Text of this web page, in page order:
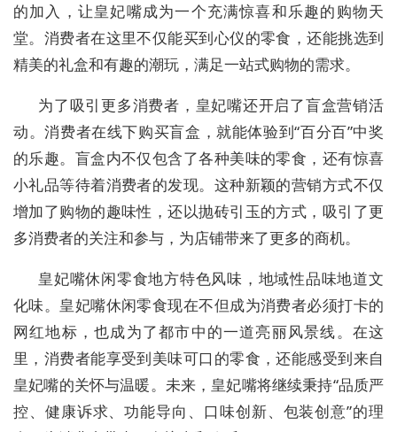
的加入，让皇妃嘴成为一个充满惊喜和乐趣的购物天
堂。消费者在这里不仅能买到心仪的零食，还能挑选到
精美的礼盒和有趣的潮玩，满足一站式购物的需求。
为了吸引更多消费者，皇妃嘴还开启了盲盒营销活
动。消费者在线下购买盲盒，就能体验到“百分百”中奖
的乐趣。盲盒内不仅包含了各种美味的零食，还有惊喜
小礼品等待着消费者的发现。这种新颖的营销方式不仅
增加了购物的趣味性，还以抛砖引玉的方式，吸引了更
多消费者的关注和参与，为店铺带来了更多的商机。
皇妃嘴休闲零食地方特色风味，地域性品味地道文
化味。 皇妃嘴休闲零食现在不但成为消费者必须打卡的
网红地标，也成为了都市中的一道亮丽风景线。在这
里，消费者能享受到美味可口的零食，还能感受到来自
皇妃嘴的关怀与温暖。未来，皇妃嘴将继续秉持“品质严
控、健康诉求、功能导向、口味创新、包装创意”的理